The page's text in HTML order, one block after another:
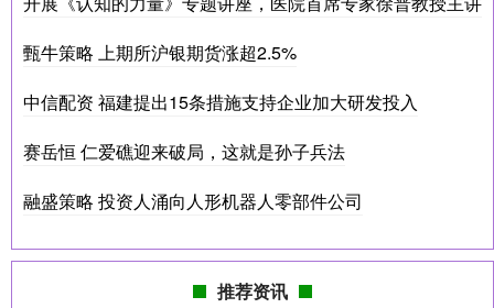
甄牛策略 上期所沪银期货涨超2.5%
中信配资 福建提出15条措施支持企业加大研发投入
赛岳恒 仁爱礁迎来破局，这就是孙子兵法
融盛策略 投资人涌向人形机器人零部件公司
推荐资讯